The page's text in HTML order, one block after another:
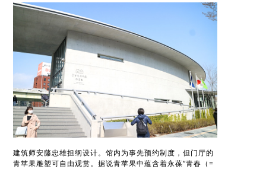
建筑师安藤忠雄担纲设计。馆内为事先预约制度，但门厅的
青苹果雕塑可自由观赏。据说青苹果中蕴含着永葆“青春（=